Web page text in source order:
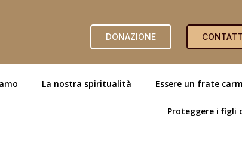
DONAZIONE
La nostra spiritualità Essere un frate
Proteggere i figli